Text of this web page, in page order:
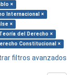
×
Internacional ×
×
del Derecho ×
Constitucional ×
filtros avanzados